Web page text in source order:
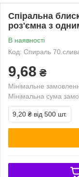
Спіральна
роз'ємна з
В наявності
Код: Спираль
9,68 ₴
Мінімальне
Мінімальна сума
9,20 ₴ від 500 шт.